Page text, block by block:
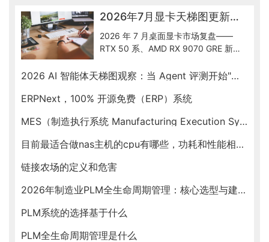
2026年7月显卡天梯图更新解读：50系到底怎么选
2026 年 7 月桌面显卡市场复盘——
RTX 50 系、AMD RX 9070 GRE 新出
Spark ARM SoC 新形态，按预算帮你2026 AI 智能体天梯图观察：当 Agent 评测开始"去滤镜"
ERPNext，100% 开源免费（ERP）系统
MES（制造执行系统 Manufacturing Execution System）
目前最适合做nas主机的cpu有哪些，功耗和性能相对均衡的
链接农场的定义和危害
2026年制造业PLM全生命周期管理：核心选型与建设指南
PLM系统的选择基于什么
PLM全生命周期管理是什么